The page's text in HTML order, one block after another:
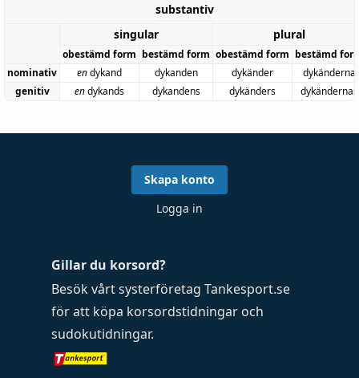
substantiv
singular
plural
obestämd form bestämd form obestämd form bestämd
nominativ
endykand dykanden dykänder
dykänderna
genitiv
endykands dykandens dykänders dykändernas
Gillar du korsord?
Besök vårt systerföretag Tankesport.se
för att köpa korsordstidningar och
sudokutidningar.
Skapa konto
Logga in